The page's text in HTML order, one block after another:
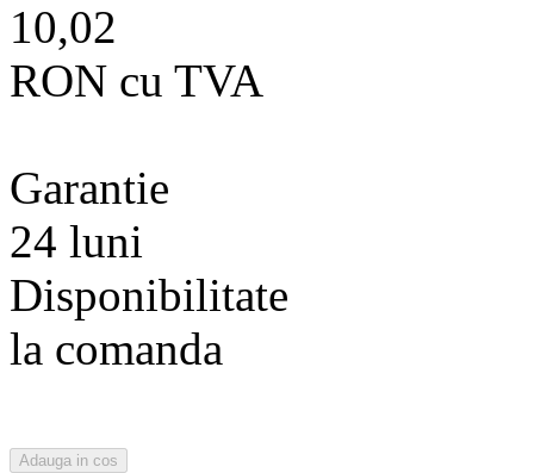
10,02
RON cu TVA
Garantie
24 luni
Disponibilitate
la comanda